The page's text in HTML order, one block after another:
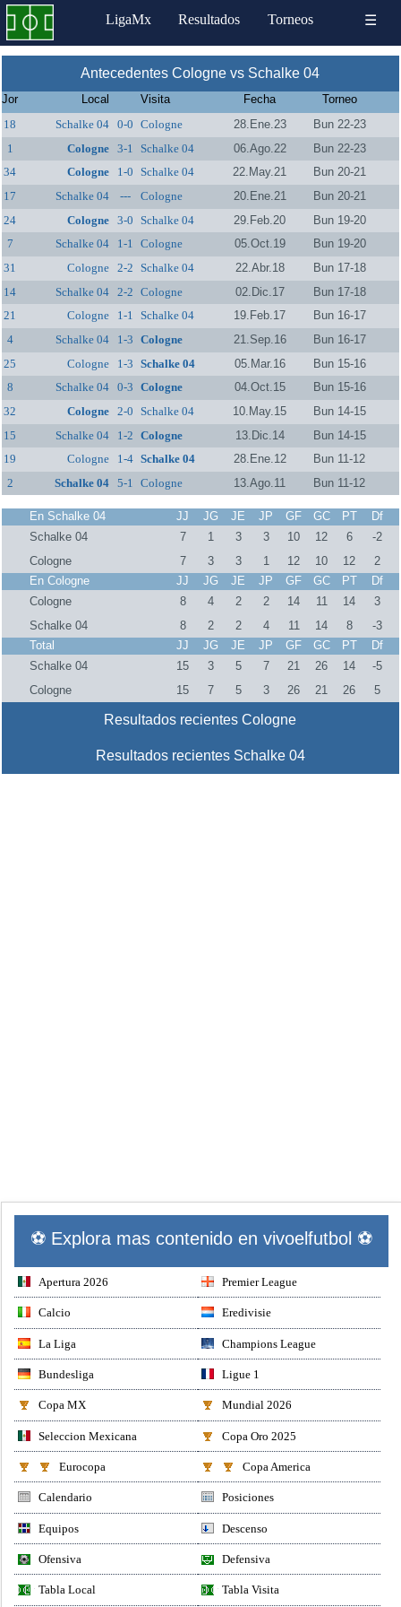
LigaMx Resultados Torneos ☰
Antecedentes Cologne vs Schalke 04
Jor Local Visita Fecha
Torneo
18
Schalke 04 0-0 Cologne 28.Ene.23
Bun 22-23
1
Cologne 3-1 Schalke 04 06.Ago.22
Bun 22-23
34
Cologne 1-0 Schalke 04 22.May.21
Bun 20-21
17
Schalke 04 --- Cologne 20.Ene.21
Bun 20-21
24
Cologne 3-0 Schalke 04 29.Feb.20
Bun 19-20
7
Schalke 04 1-1 Cologne 05.Oct.19
Bun 19-20
31
Cologne 2-2 Schalke 04 22.Abr.18
Bun 17-18
14
Schalke 04 2-2 Cologne 02.Dic.17
Bun 17-18
21
Cologne 1-1 Schalke 04 19.Feb.17
Bun 16-17
4
Schalke 04 1-3 Cologne 21.Sep.16
Bun 16-17
25
Cologne 1-3 Schalke 04 05.Mar.16
Bun 15-16
8
Schalke 04 0-3 Cologne 04.Oct.15
Bun 15-16
32
Cologne 2-0 Schalke 04 10.May.15
Bun 14-15
15
Schalke 04 1-2 Cologne 13.Dic.14
Bun 14-15
19
Cologne 1-4 Schalke 04 28.Ene.12
Bun 11-12
2
Schalke 04 5-1 Cologne 13.Ago.11 Bun 11-12
En Schalke 04 JJ JG JE JP GF GC PT
Df
Schalke 04
7 1 3 3 10 12 6
-2
Cologne
7 3 3 1 12 10 12
2
En Cologne
JJ JG JE JP GF GC PT
Df
Cologne
8 4 2 2 14 11 14
3
Schalke 04
8 2 2 4 11 14 8
-3
Total
JJ JG JE JP GF GC PT
Df
Schalke 04
15 3 5 7 21 26 14
-5
Cologne
15 7 5 3 26 21 26 5
Resultados recientes Cologne
Resultados recientes Schalke 04
⚽ Explora mas contenido en vivoelfutbol ⚽
Apertura 2026 Premier League
Calcio Eredivisie
La Liga Champions League
Bundesliga Ligue 1
Copa MX Mundial 2026
Seleccion Mexicana Copa Oro 2025
Eurocopa Copa America
Calendario Posiciones
Equipos Descenso
Ofensiva Defensiva
Tabla Local Tabla Visita